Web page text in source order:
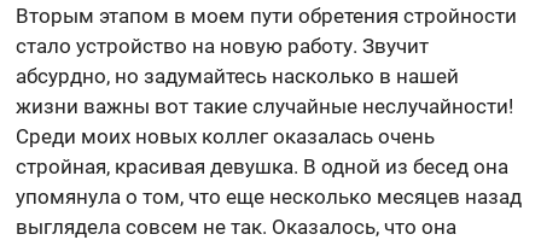
Вторым этапом в моем пути обретения стройности
стало устройство на новую работу. Звучит
абсурдно, но задумайтесь насколько в нашей
жизни важны вот такие случайные неслучайности!
Среди моих новых коллег оказалась очень
стройная, красивая девушка. В одной из бесед она
упомянула о том, что еще несколько месяцев назад
выглядела совсем не так. Оказалось, что она